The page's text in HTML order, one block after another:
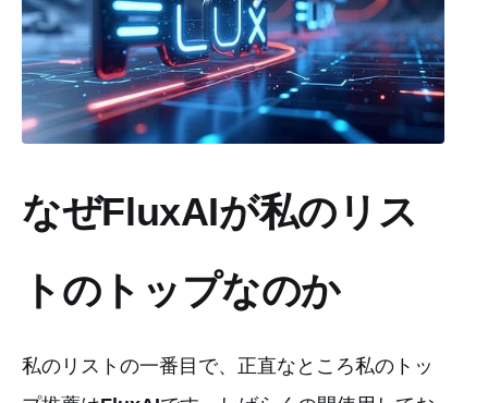
なぜFluxAIが私のリス
トのトップなのか
私のリストの一番目で、正直なところ私のトッ